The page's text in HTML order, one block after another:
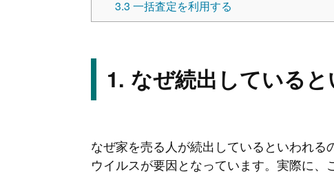
3.3 一括査定を利用する
なぜ続出している
なぜ家を売る人が続出しているといわれ
ウイルスが要因となっています。実際に、